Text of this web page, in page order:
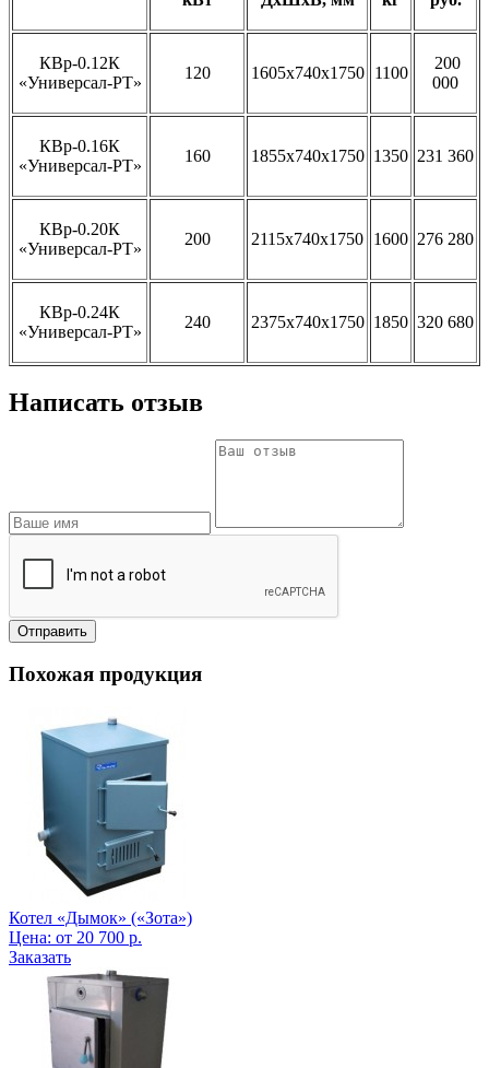
КВр-0.12К
«Универсал-РТ»
120 1605х740х1750 1100
200
000
КВр-0.16К
«Универсал-РТ»
160 1855х740х1750 1350 231 360
КВр-0.20К
«Универсал-РТ»
200 2115х740х1750 1600 276 280
КВр-0.24К
«Универсал-РТ»
240 2375х740х1750 1850 320 680
Написать отзыв
Отправить
Похожая продукция
Котел «Дымок» («Зота»)
Цена: от 20 700 р.
Заказать